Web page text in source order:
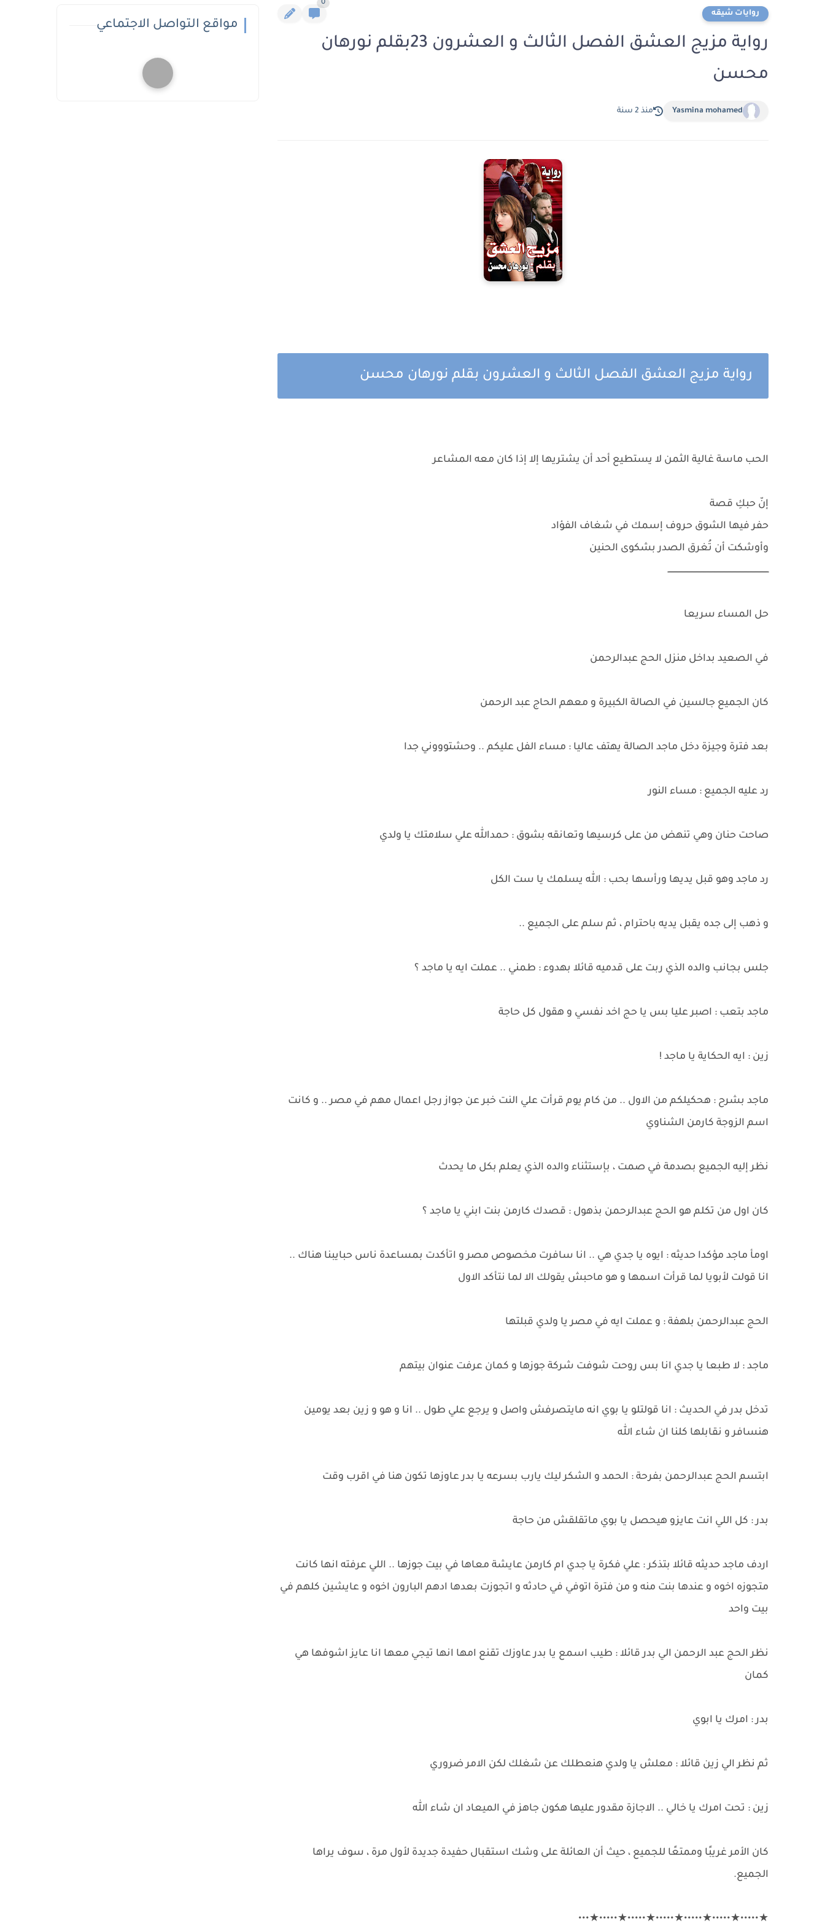
روايات شيقه
0
رواية مزيج العشق الفصل الثالث و العشرون 23بقلم نورهان
محسن
Yasmina mohamed منذ 2 سنة
رواية مزيج العشق الفصل الثالث و العشرون بقلم نورهان محسن
الحب ماسة غالية الثمن لا يستطيع أحد أن يشتريها إلا إذا كان معه المشاعر
‏إنّ حبكِ قصة
حفر فيها الشوق حروف إسمك في شغاف الفؤاد
وأوشكت أن تُغرق الصدر بشكوى الحنين
ــــــــــــــــــــــــــــــــــــــــــــــــــــــــــــــــــــــــــــــــــ
حل المساء سريعا
في الصعيد بداخل منزل الحج عبدالرحمن
كان الجميع جالسين في الصالة الكبيرة و معهم الحاج عبد الرحمن
بعد فترة وجيزة دخل ماجد الصالة يهتف عاليا : مساء الفل عليكم .. وحشتوووني جدا
رد عليه الجميع : مساء النور
صاحت حنان وهي تنهض من على كرسيها وتعانقه بشوق : حمدالله علي سلامتك يا ولدي
رد ماجد وهو قبل يديها ورأسها بحب : الله يسلمك يا ست الكل
و ذهب إلى جده يقبل يديه باحترام ، ثم سلم على الجميع ..
جلس بجانب والده الذي ربت على قدميه قائلا بهدوء : طمني .. عملت ايه يا ماجد ؟
ماجد بتعب : اصبر عليا بس يا حج اخد نفسي و هقول كل حاجة
زين : ايه الحكاية يا ماجد !
ماجد بشرح : هحكيلكم من الاول .. من كام يوم قرأت علي النت خبر عن جواز رجل اعمال مهم في مصر .. و كانت
اسم الزوجة كارمن الشناوي
نظر إليه الجميع بصدمة في صمت ، بإستثناء والده الذي يعلم بكل ما يحدث
كان اول من تكلم هو الحج عبدالرحمن بذهول : قصدك كارمن بنت ابني يا ماجد ؟
اومأ ماجد مؤكدا حديثه : ايوه يا جدي هي .. انا سافرت مخصوص مصر و اتأكدت بمساعدة ناس حبايبنا هناك ..
انا قولت لأبويا لما قرأت اسمها و هو ماحبش يقولك الا لما نتأكد الاول
الحج عبدالرحمن بلهفة : و عملت ايه في مصر يا ولدي قبلتها
ماجد : لا طبعا يا جدي انا بس روحت شوفت شركة جوزها و كمان عرفت عنوان بيتهم
تدخل بدر في الحديث : انا قولتلو يا بوي انه مايتصرفش واصل و يرجع علي طول .. انا و هو و زين بعد يومين
هنسافر و نقابلها كلنا ان شاء الله
ابتسم الحج عبدالرحمن بفرحة : الحمد و الشكر ليك يارب بسرعه يا بدر عاوزها تكون هنا في اقرب وقت
بدر : كل اللي انت عايزو هيحصل يا بوي ماتقلقش من حاجة
اردف ماجد حديثه قائلا بتذكر : علي فكرة يا جدي ام كارمن عايشة معاها في بيت جوزها .. اللي عرفته انها كانت
متجوزه اخوه و عندها بنت منه و من فترة اتوفي في حادثه و اتجوزت بعدها ادهم البارون اخوه و عايشين كلهم في
بيت واحد
نظر الحج عبد الرحمن الي بدر قائلا : طيب اسمع يا بدر عاوزك تقنع امها انها تيجي معها انا عايز اشوفها هي
كمان
بدر : امرك يا ابوي
ثم نظر الي زين قائلا : معلش يا ولدي هنعطلك عن شغلك لكن الامر ضروري
زين : تحت امرك يا خالي .. الاجازة مقدور عليها هكون جاهز في الميعاد ان شاء الله
كان الأمر غريبًا وممتعًا للجميع ، حيث أن العائلة على وشك استقبال حفيدة جديدة لأول مرة ، سوف يراها
الجميع.
★•••••★•••••★•••••★•••••★•••••★•••••★•••
مواقع التواصل الاجتماعي